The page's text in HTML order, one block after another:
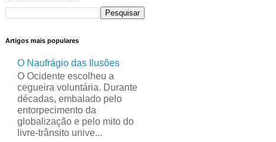
Artigos mais populares
O Naufrágio das Ilusões
O Ocidente escolheu a
cegueira voluntária. Durante
décadas, embalado pelo
entorpecimento da
globalização e pelo mito do
livre-trânsito unive...